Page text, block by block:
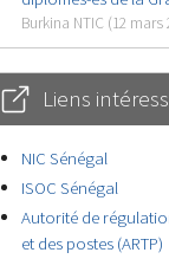
Burkina NTIC (12 mars
Liens
NIC Sénégal
ISOC Sénégal
Autorité de
et des postes (ARTP)